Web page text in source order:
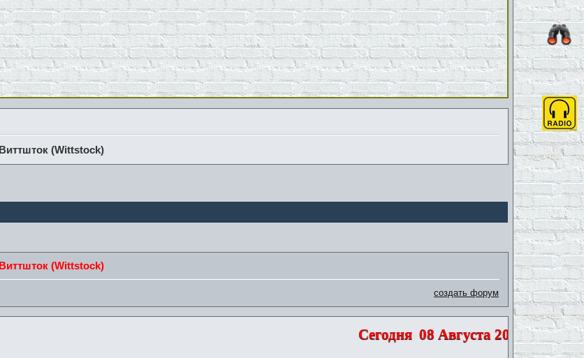
Виттшток (Wittstock)
Виттшток (Wittstock)
создать форум
Сегодня08 Августа 2026 |